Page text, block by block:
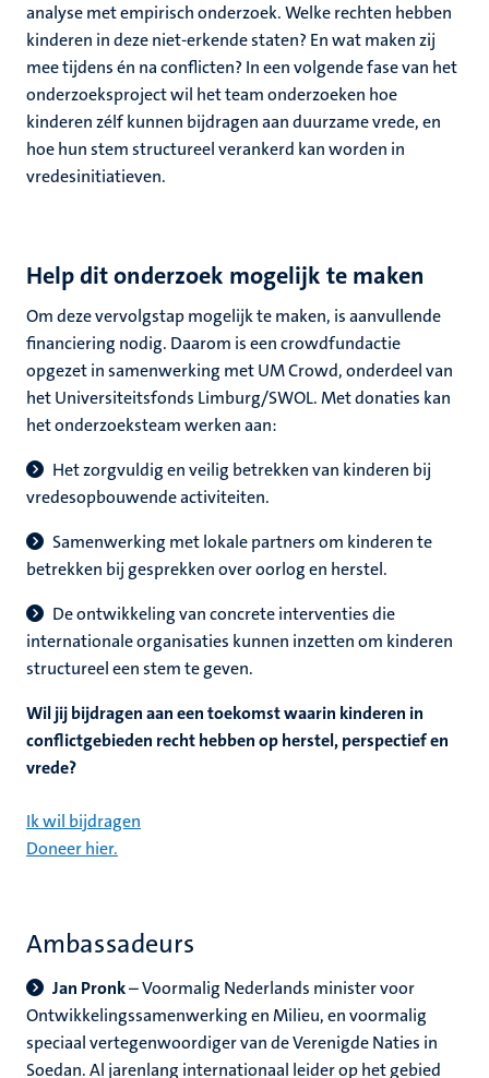
analyse met empirisch onderzoek. Welke rechten hebben
kinderen in deze niet-erkende staten? En wat maken zij
mee tijdens én na conflicten? In een volgende fase van het
onderzoeksproject wil het team onderzoeken hoe
kinderen zélf kunnen bijdragen aan duurzame vrede, en
hoe hun stem structureel verankerd kan worden in
vredesinitiatieven.
Help dit onderzoek mogelijk te maken
Om deze vervolgstap mogelijk te maken, is aanvullende
financiering nodig. Daarom is een crowdfundactie
opgezet in samenwerking met UM Crowd, onderdeel van
het Universiteitsfonds Limburg/SWOL. Met donaties kan
het onderzoeksteam werken aan:
Het zorgvuldig en veilig betrekken van kinderen bij
vredesopbouwende activiteiten.
Samenwerking met lokale partners om kinderen te
betrekken bij gesprekken over oorlog en herstel.
De ontwikkeling van concrete interventies die
internationale organisaties kunnen inzetten om kinderen
structureel een stem te geven.
Wil jij bijdragen aan een toekomst waarin kinderen in
conflictgebieden recht hebben op herstel, perspectief en
vrede?
Ik wil bijdragen
Doneer hier.
Ambassadeurs
Jan Pronk– Voormalig Nederlands minister voor
Ontwikkelingssamenwerking en Milieu, en voormalig
speciaal vertegenwoordiger van de Verenigde Naties in
Soedan. Al jarenlang internationaal leider op het gebied